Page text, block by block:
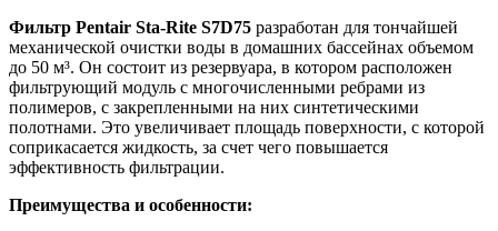
Фильтр Pentair Sta-Rite S7D75 разработан для тончайшей
механической очистки воды в домашних бассейнах объемом
до 50 м³. Он состоит из резервуара, в котором расположен
фильтрующий модуль с многочисленными ребрами из
полимеров, с закрепленными на них синтетическими
полотнами. Это увеличивает площадь поверхности, с которой
соприкасается жидкость, за счет чего повышается
эффективность фильтрации.
Преимущества и особенности: